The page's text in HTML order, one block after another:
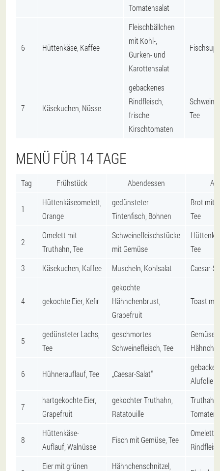
Tomatensalat
6 Hüttenkäse, Kaffee
Fleischbällchen
mit Kohl-,
Gurken- und
Karottensalat
7 Käsekuchen, Nüsse
gebackenes
Rindfleisch,
frische
Kirschtomaten
Tee
MENÜ FÜR 14 TAGE
Tag Frühstück Abendessen
1
Hüttenkäseomelett,
Orange
gedünsteter
Tintenfisch, Bohnen
Brot mit
Tee
2
Omelett mit
Truthahn, Tee
Schweinefleischstücke
mit Gemüse
Tee
3
Käsekuchen, Kaffee Muscheln, Kohlsalat Caesar-
4 gekochte Eier, Kefir
gekochte
Hähnchenbrust,
Grapefruit
Toast mit
5
gedünsteter Lachs,
Tee
geschmortes
Schweinefleisch, Tee
6 Hühnerauflauf, Tee „Caesar-Salat“
Alufolie
7
hartgekochte Eier,
Grapefruit
gekochter Truthahn,
Ratatouille
Truthahn
8
Hüttenkäse-
Auflauf, Walnüsse
Fisch mit Gemüse, Tee
Omelett
Eier mit grünen Hähnchenschnitzel,